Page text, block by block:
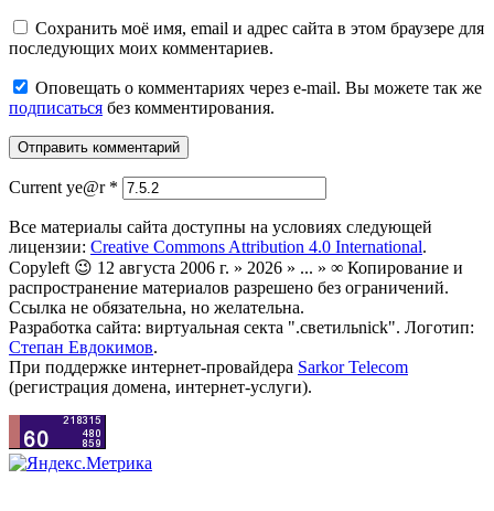
Сохранить моё имя, email и адрес сайта в этом браузере для
последующих моих комментариев.
Оповещать о комментариях через e-mail. Вы можете так же
подписаться без комментирования.
Current ye@r *
Все материалы сайта доступны на условиях следующей
лицензии: Creative Commons Attribution 4.0 International.
Copyleft 😉 12 августа 2006 г. » 2026 » ... » ∞ Копирование и
распространение материалов разрешено без ограничений.
Ссылка не обязательна, но желательна.
Разработка сайта: виртуальная секта ".светильnick". Логотип:
Степан Евдокимов.
При поддержке интернет-провайдера Sarkor Telecom
(регистрация домена, интернет-услуги).